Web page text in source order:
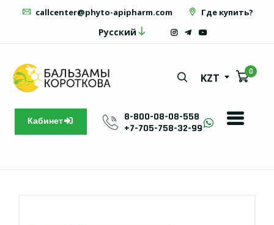
callcenter@phyto-apipharm.com Где купить?
Русский
KZT
0
Кабинет
8-800-08-08-558
+7-705-758-32-99